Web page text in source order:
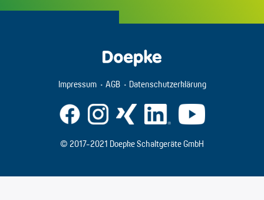
Impressum AGB Datenschutzerklärung
© 2017-2021 Doepke Schaltgeräte GmbH